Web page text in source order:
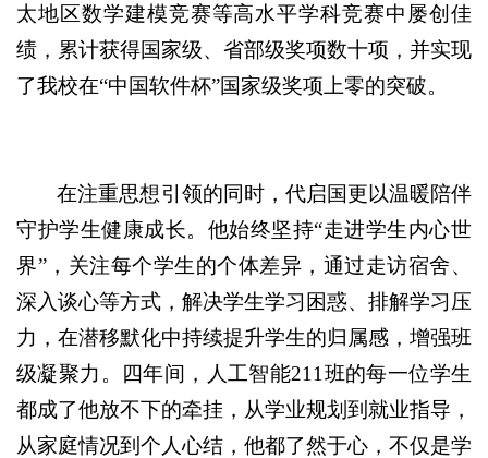
太地区数学建模竞赛等高水平学科竞赛中屡创佳
绩，累计获得国家级、省部级奖项数十项，并实现
了我校在“中国软件杯”国家级奖项上零的突破。
在注重思想引领的同时，代启国更以温暖陪伴
守护学生健康成长。他始终坚持“走进学生内心世
界”，关注每个学生的个体差异，通过走访宿舍、
深入谈心等方式，解决学生学习困惑、排解学习压
力，在潜移默化中持续提升学生的归属感，增强班
级凝聚力。四年间，人工智能211班的每一位学生
都成了他放不下的牵挂，从学业规划到就业指导，
从家庭情况到个人心结，他都了然于心，不仅是学